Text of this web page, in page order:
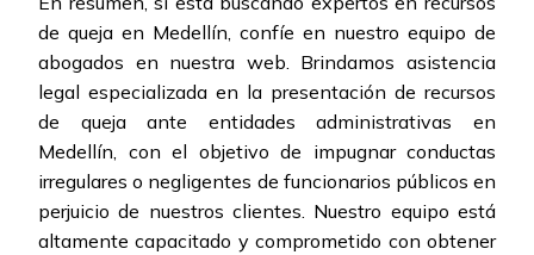
de queja en Medellín, confíe en nuestro equipo de
abogados en nuestra web. Brindamos asistencia
legal especializada en la presentación de recursos
de queja ante entidades administrativas en
Medellín, con el objetivo de impugnar conductas
irregulares o negligentes de funcionarios públicos en
perjuicio de nuestros clientes. Nuestro equipo está
altamente capacitado y comprometido con obtener